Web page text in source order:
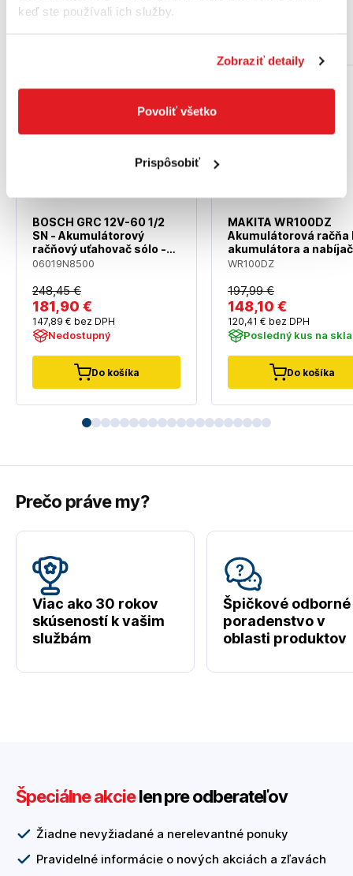
keď ste používali ich služby.
Zobraziť detaily
Povoliť všetko
Prispôsobiť
Akcia
BOSCH GRC 12V-60 1/2
SN - Akumulátorový
račňový uťahovač sólo -
06019N8500
06019N8500
248,45 €
181,90 €
147,89 € bez DPH
Nedostupný
Do košíka
Akcia
MAKITA WR100DZ
Akumulátorová račňa
akumulátora a
WR100DZ
197,99 €
148,10 €
120,41 € bez DPH
Posledný kus na
Do košíka
Prečo práve my?
Viac ako 30 rokov
skúseností k vašim
službám
Špičkové odborné
poradenstvo v
oblasti produktov
Špeciálne akcielen pre odberateľov
Žiadne nevyžiadané a nerelevantné ponuky
Pravidelné informácie o nových akciách a zľavách